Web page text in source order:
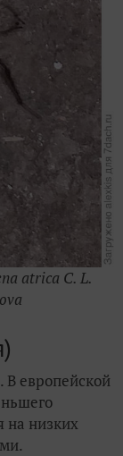
atrica C. L.
В европейской
на низких